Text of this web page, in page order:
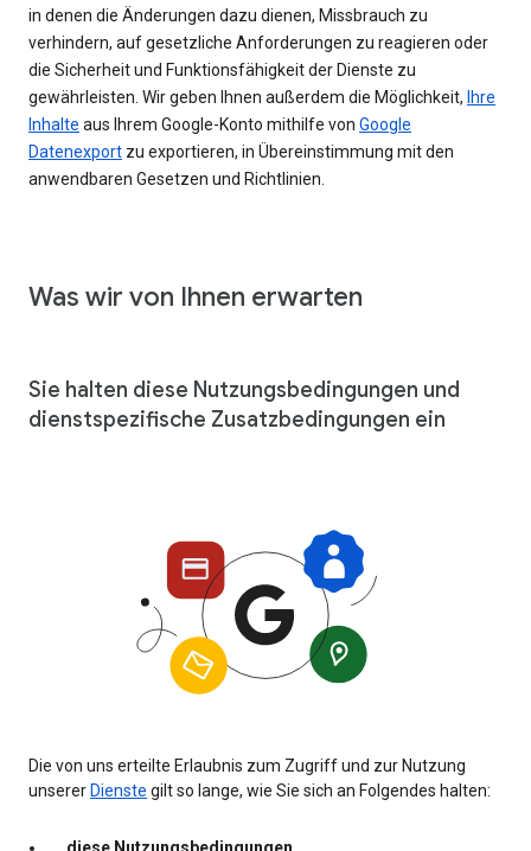
in denen die Änderungen dazu dienen, Missbrauch zu
verhindern, auf gesetzliche Anforderungen zu reagieren oder
die Sicherheit und Funktionsfähigkeit der Dienste zu
gewährleisten. Wir geben Ihnen außerdem die Möglichkeit, Ihre
Inhalte aus Ihrem Google-Konto mithilfe von Google
Datenexport zu exportieren, in Übereinstimmung mit den
anwendbaren Gesetzen und Richtlinien.
Was wir von Ihnen erwarten
Sie halten diese Nutzungsbedingungen und
dienstspezifische Zusatzbedingungen ein
Die von uns erteilte Erlaubnis zum Zugriff und zur Nutzung
unsererDienste gilt so lange, wie Sie sich an Folgendes halten:
diese Nutzungsbedingungen